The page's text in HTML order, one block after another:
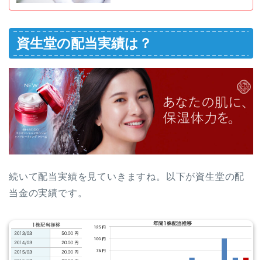
資生堂の配当実績は？
続いて配当実績を見ていきますね。以下が資生堂の配
当金の実績です。